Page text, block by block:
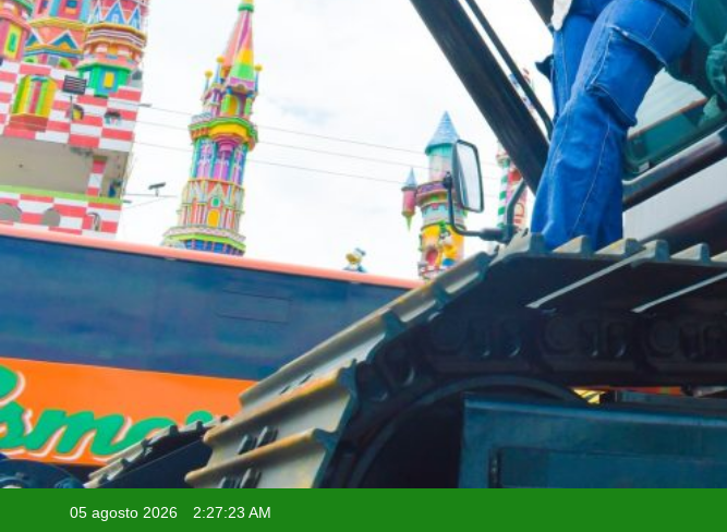
05 agosto 2026 2:27:25 AM